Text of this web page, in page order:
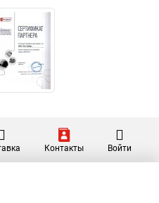
Контакты Войти